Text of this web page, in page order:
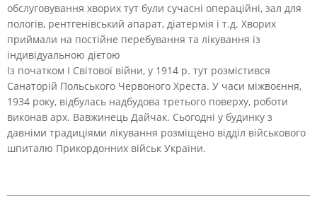
обслуговування хворих тут були сучасні операційні, зал для
пологів, рентгенівський апарат, діатермія і т.д. Хворих
приймали на постійне перебування та лікування із
індивідуальною дієтою
Із початком I Світової війни, у 1914 р. тут розмістився
Санаторій Польського Червоного Хреста. У часи міжвоєння,
1934 року, відбулась надбудова третього поверху, роботи
виконав арх. Вавжинець Дайчак. Сьогодні у будинку з
давніми традиціями лікування розміщено відділ військового
шпиталю Прикордонних військ України.